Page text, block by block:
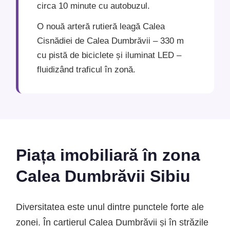
circa 10 minute cu autobuzul.
O nouă arteră rutieră leagă Calea
Cisnădiei de Calea Dumbrăvii – 330 m
cu pistă de biciclete și iluminat LED –
fluidizând traficul în zonă.
Piața imobiliară în zona
Calea Dumbrăvii Sibiu
Diversitatea este unul dintre punctele forte ale
zonei. În cartierul Calea Dumbrăvii și în străzile